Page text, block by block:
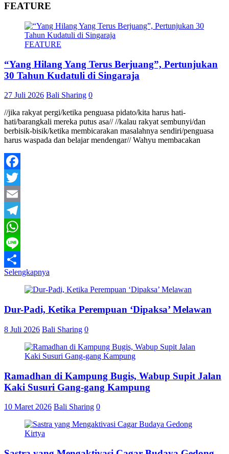
FEATURE
FEATURE
“Yang Hilang Yang Terus Berjuang”, Pertunjukan
30 Tahun Kudatuli di Singaraja
27 Juli 2026 Bali Sharing 0
//jika rakyat pergi/ketika penguasa pidato/kita harus hati-
hati/barangkali mereka putus asa// //kalau rakyat sembunyi/dan
berbisik-bisik/ketika membicarakan masalahnya sendiri/penguasa
harus waspada dan belajar mendengar// Wahyu membacakan
Facebook
Twitter
Email
Telegram
WhatsApp
Line
Share
Selengkapnya
Dur-Padi, Ketika Perempuan ‘Dipaksa’ Melawan
8 Juli 2026 Bali Sharing 0
Ramadhan di Kampung Bugis, Wabup Supit Jalan
Kaki Susuri Gang-gang Kampung
10 Maret 2026 Bali Sharing 0